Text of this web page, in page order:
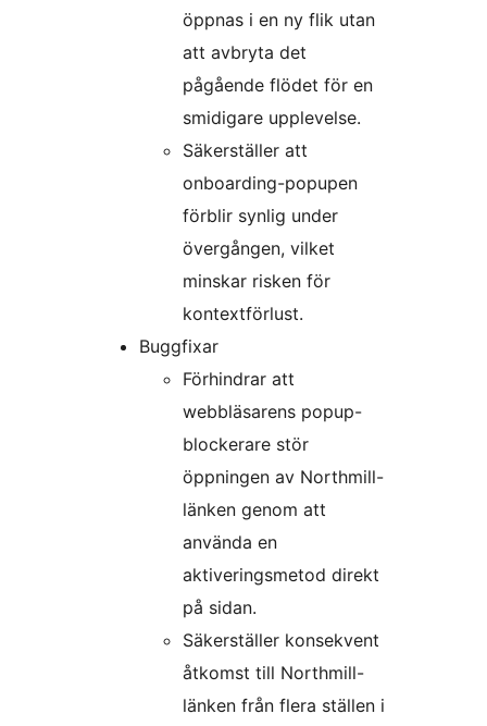
öppnas i en ny flik utan
att avbryta det
pågående flödet för en
smidigare upplevelse.
Säkerställer att
onboarding-popupen
förblir synlig under
övergången, vilket
minskar risken för
kontextförlust.
Buggfixar
Förhindrar att
webbläsarens popup-
blockerare stör
öppningen av Northmill-
länken genom att
använda en
aktiveringsmetod direkt
på sidan.
Säkerställer konsekvent
åtkomst till Northmill-
länken från flera ställen i